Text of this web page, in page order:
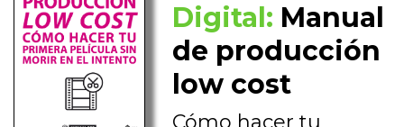
Digital: Manual
de producción
low cost
Cómo hacer tu